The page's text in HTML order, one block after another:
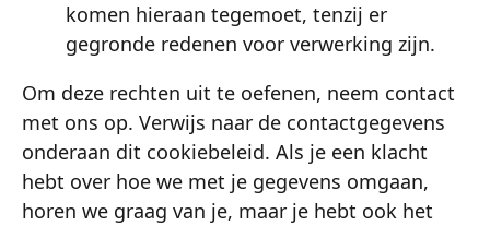
komen hieraan tegemoet, tenzij er
gegronde redenen voor verwerking zijn.
Om deze rechten uit te oefenen, neem contact
met ons op. Verwijs naar de contactgegevens
onderaan dit cookiebeleid. Als je een klacht
hebt over hoe we met je gegevens omgaan,
horen we graag van je, maar je hebt ook het